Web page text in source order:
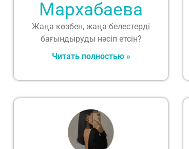
Мархабаева
Жаңа көзбен, жаңа белестерді
бағындыруды нәсіп етсін?
Читать полностью »